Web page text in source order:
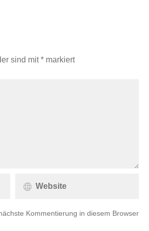
sind mit* markiert
Kommentierung in diesem Browser